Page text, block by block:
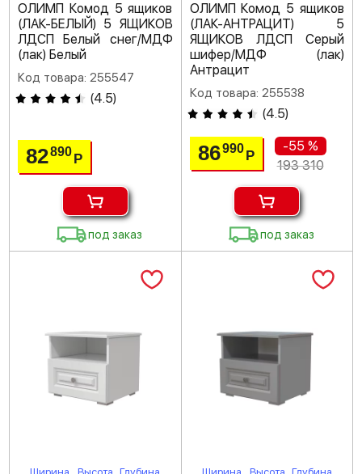
ОЛИМП Комод 5 ящиков
(ЛАК-БЕЛЫЙ) 5 ЯЩИКОВ
ЛДСП Белый снег/МДФ
(лак) Белый
Код товара: 255547
(4.5)
82890Р
под заказ
ОЛИМП Комод 5 ящиков
(ЛАК-АНТРАЦИТ) 5
ЯЩИКОВ ЛДСП Серый
шифер/МДФ (лак)
Антрацит
Код товара: 255538
(4.5)
86990 Р
-55 %
193 310
под заказ